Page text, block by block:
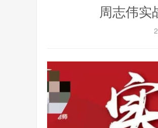
周志伟实